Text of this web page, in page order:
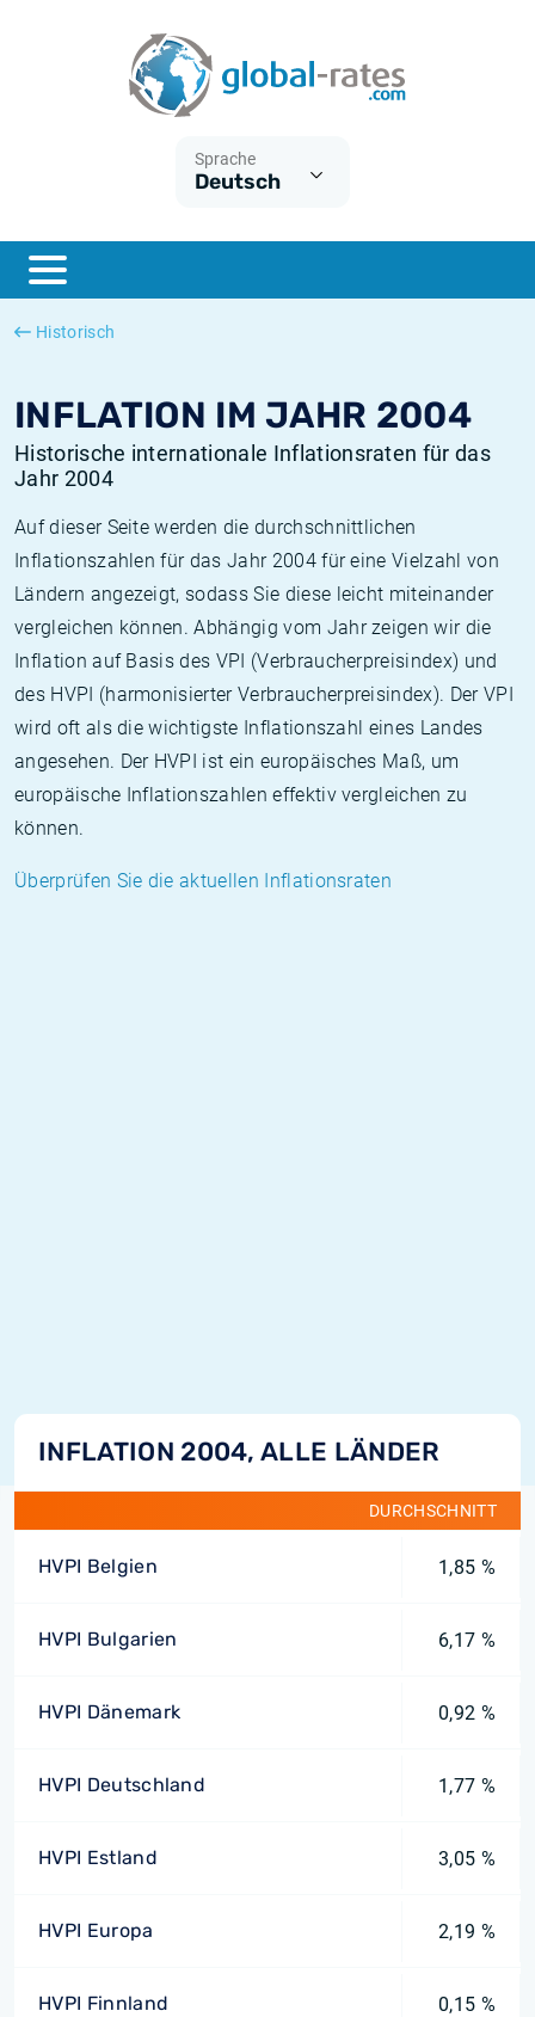
Sprache
Deutsch
Historisch
INFLATION IM JAHR 2004
Historische internationale Inflationsraten für das
Jahr 2004
Auf dieser Seite werden die durchschnittlichen
Inflationszahlen für das Jahr 2004 für eine Vielzahl von
Ländern angezeigt, sodass Sie diese leicht miteinander
vergleichen können. Abhängig vom Jahr zeigen wir die
Inflation auf Basis des VPI (Verbraucherpreisindex) und
des HVPI (harmonisierter Verbraucherpreisindex). Der VPI
wird oft als die wichtigste Inflationszahl eines Landes
angesehen. Der HVPI ist ein europäisches Maß, um
europäische Inflationszahlen effektiv vergleichen zu
können.
Überprüfen Sie die aktuellen Inflationsraten
INFLATION 2004, ALLE LÄNDER
DURCHSCHNITT
HVPI Belgien 1,85 %
HVPI Bulgarien 6,17 %
HVPI Dänemark 0,92 %
HVPI Deutschland 1,77 %
HVPI Estland 3,05 %
HVPI Europa 2,19 %
HVPI Finnland 0,15 %
ESTER
SONIA
Was ist die VPI-Inflation?
Was ist die HVPI-Inflation?
Deutsche inflation
Europäische inflation
Historische Euribor-Sätze
Historische ESTER-Sätze
Historische SOFR-Sätze
Historische SONIA-Sätze
Inflationsrechner